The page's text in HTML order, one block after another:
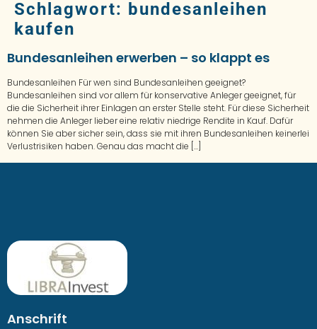
Schlagwort: bundesanleihen
kaufen
Bundesanleihen erwerben – so klappt es
Bundesanleihen Für wen sind Bundesanleihen geeignet?
Bundesanleihen sind vor allem für konservative Anleger geeignet, für
die die Sicherheit ihrer Einlagen an erster Stelle steht. Für diese Sicherheit
nehmen die Anleger lieber eine relativ niedrige Rendite in Kauf. Dafür
können Sie aber sicher sein, dass sie mit ihren Bundesanleihen keinerlei
Verlustrisiken haben. Genau das macht die […]
Anschrift